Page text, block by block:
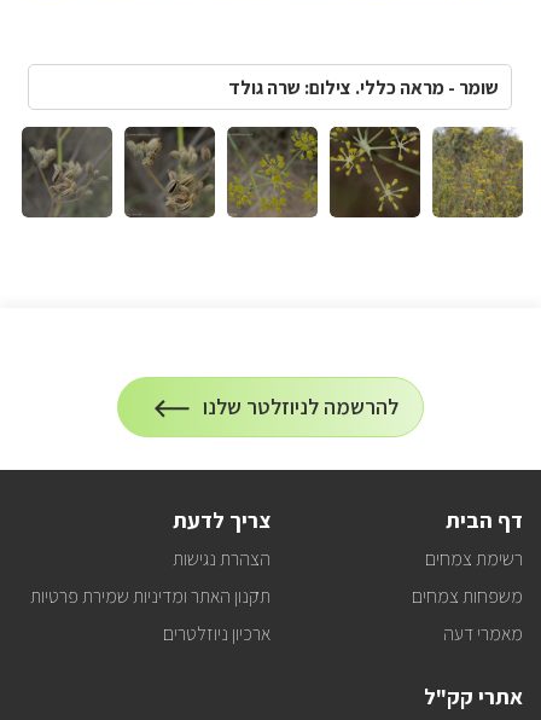
שומר - מראה כללי. צילום: שרה גולד
הרשמה
להרשמה לניוזלטר שלנו
על
הרשמה
דף הבית
רשימת צמחים
משפחות צמחים
מאמרי דעה
צריך לדעת
הצהרת נגישות
תקנון האתר ומדיניות שמירת פרטיות
ארכיון ניוזלטרים
אתרי קק"ל